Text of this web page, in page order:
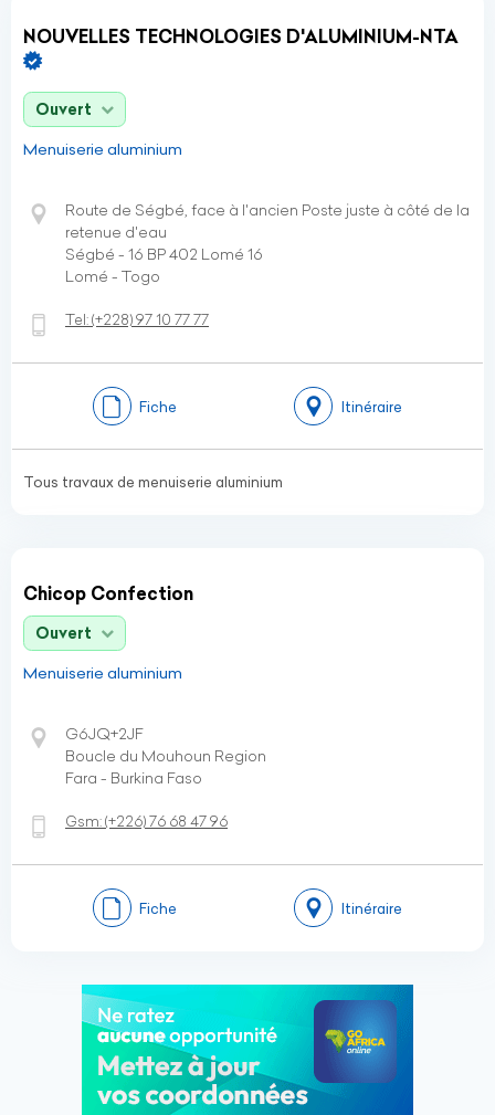
NOUVELLES TECHNOLOGIES D'ALUMINIUM-NTA
Ouvert
Menuiserie aluminium
Route de Ségbé, face à l'ancien Poste juste à côté de la
retenue d'eau
Ségbé - 16 BP 402 Lomé 16
Lomé - Togo
Tel:(+228)97 10 77 77
Fiche Itinéraire
Tous travaux de menuiserie aluminium
Chicop Confection
Ouvert
Menuiserie aluminium
G6JQ+2JF
Boucle du Mouhoun Region
Fara - Burkina Faso
Gsm:(+226)76 68 47 96
Fiche Itinéraire